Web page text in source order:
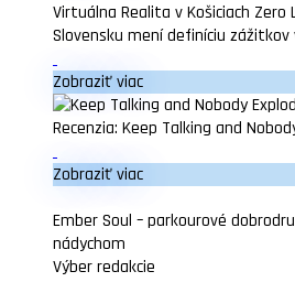
Virtuálna Realita v Košiciach Zero
Slovensku mení definíciu zážitkov
Zobraziť viac
Recenzia: Keep Talking and
Zobraziť viac
Ember Soul – parkourové
nádychom
Výber redakcie